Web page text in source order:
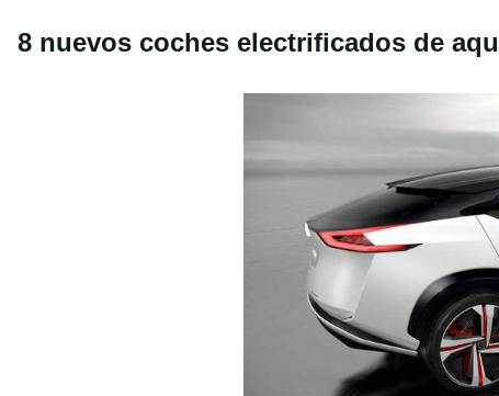
8 nuevos coches electrificados de